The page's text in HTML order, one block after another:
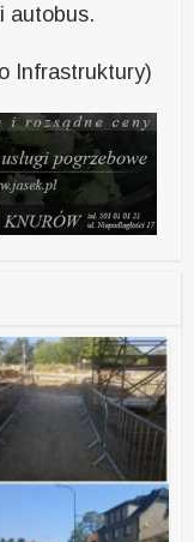
autobus.
Infrastruktury)